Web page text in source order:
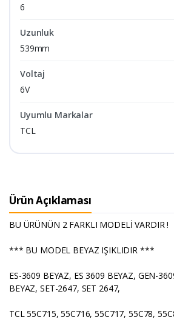
6
Uzunluk
539mm
Voltaj
6V
Uyumlu Markalar
TCL
Ürün Açıklaması
BU ÜRÜNÜN 2 FARKLI MODELİ VARDIR !
*** BU MODEL BEYAZ IŞIKLIDIR ***
ES-3609 BEYAZ, ES 3609 BEYAZ, GEN-
BEYAZ, SET-2647, SET 2647,
TCL 55C715, 55C716, 55C717, 55C78,